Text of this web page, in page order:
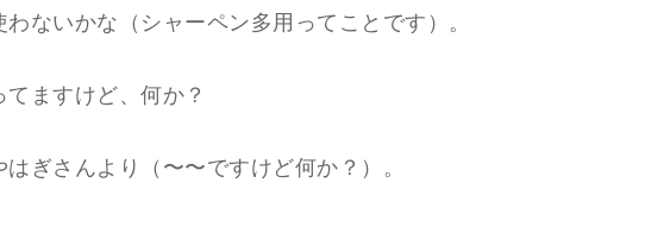
わないかな（シャーペン多用ってことです）。
てますけど、何か？
ぎさんより（〜〜ですけど何か？）。